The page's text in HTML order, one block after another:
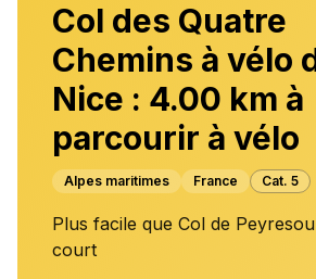
Col des Quatre
Chemins à vélo
Nice : 4.00 km à
parcourir à vélo
Alpes maritimes France Cat. 5
Plus facile que Col de
court